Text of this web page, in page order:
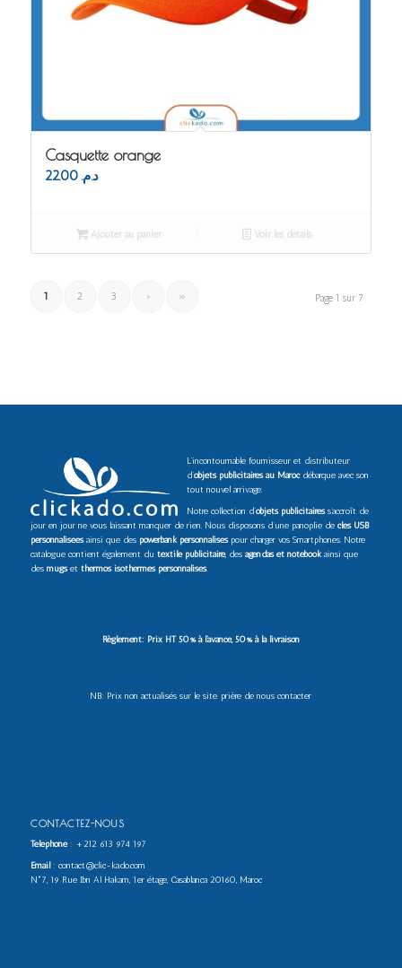
Casquette orange
د.م. 22.00
Ajouter au panier Voir les détails
Page 1 sur 7
1 2 3 › »
L’incontournable fournisseur et distributeur
d’objets publicitaires au Marocdébarque avec son
tout nouvel arrivage.
Notre collection d’objets publicitairess’accroît de
jour en jour ne vous laissant manquer de rien. Nous disposons d’une panoplie de clés USB
personnaliséesainsi que des powerbank personnaliséspour charger vos Smartphones. Notre
catalogue contient également du textile publicitaire, des agendas et notebookainsi que
des mugset thermos isothermes personnalisés.
Règlement: Prix HT 50% à l’avance, 50% à la livraison
NB: Prix non actualisés sur le site. prière de nous contacter
CONTACTEZ-NOUS
Téléphone: +212 613 974 197
Email: contact@clic-kado.com
N°7, 19 Rue Ibn Al Hakam, 1er étage, Casablanca 20160, Maroc